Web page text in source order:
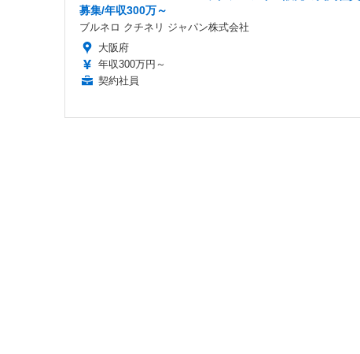
募集/年収300万～
ブルネロ クチネリ ジャパン株式会社
大阪府
年収300万円～
契約社員